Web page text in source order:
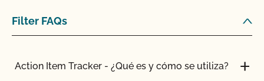
Filter FAQs
Action Item Tracker - ¿Qué es y cómo se utiliza?
¿Puede el CCOF ayudarme a obtener la
¿Puedo comprar ingredientes orgánicos a un